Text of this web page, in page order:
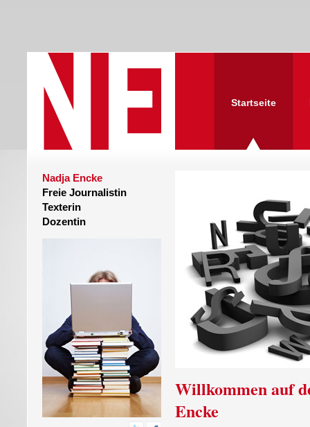
Startseite
Nadja Encke
Freie Journalistin
Texterin
Dozentin
Willkommen auf
Encke